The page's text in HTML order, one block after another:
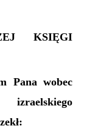
KSIĘGI
Pana wobec